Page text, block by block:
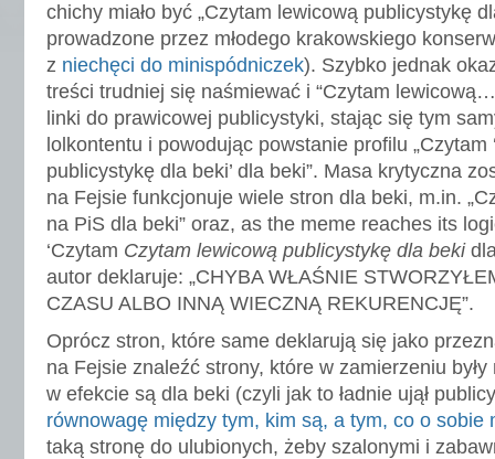
chichy miało być „Czytam lewicową publicystykę
prowadzone przez młodego krakowskiego
z niechęci do minispódniczek). Szybko jednak
treści trudniej się naśmiewać i “Czytam
linki do prawicowej publicystyki, stając się tym
lolkontentu i powodując powstanie profilu „Czytam
publicystykę dla beki’ dla beki”. Masa krytyczna
na Fejsie funkcjonuje wiele stron dla beki, m.in.
na PiS dla beki” oraz, as the meme reaches its
‘Czytam Czytam lewicową publicystykę dla bekidla
autor deklaruje: „CHYBA WŁAŚNIE
CZASU ALBO INNĄ WIECZNĄ REKURENCJĘ”.
Oprócz stron, które same deklarują się jako
na Fejsie znaleźć strony, które w zamierzeniu
w efekcie są dla beki (czyli jak to ładnie ujął
równowagę między tym, kim są, a tym, co o sobie
taką stronę do ulubionych, żeby szalonymi i